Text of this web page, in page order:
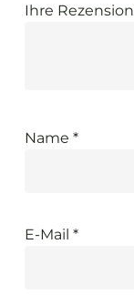
Ihre Rezension
Name *
E-Mail *